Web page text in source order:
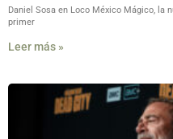
Daniel Sosa en Loco México Mágico, la
primer
Leer más »